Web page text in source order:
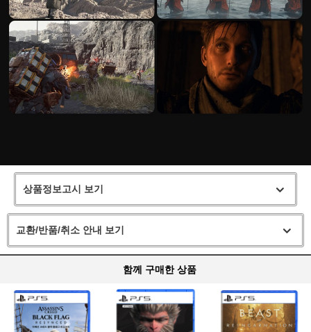
상품정보고시 보기
교환/반품/취소 안내 보기
함께 구매한 상품